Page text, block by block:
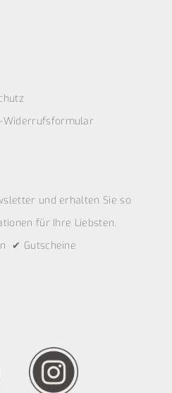
Widerrufsformular
und erhalten Sie so
für Ihre Liebsten.
✔ Gutscheine